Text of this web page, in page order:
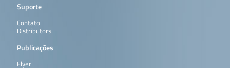
Suporte
Contato
Distributors
Publicações
Flyer